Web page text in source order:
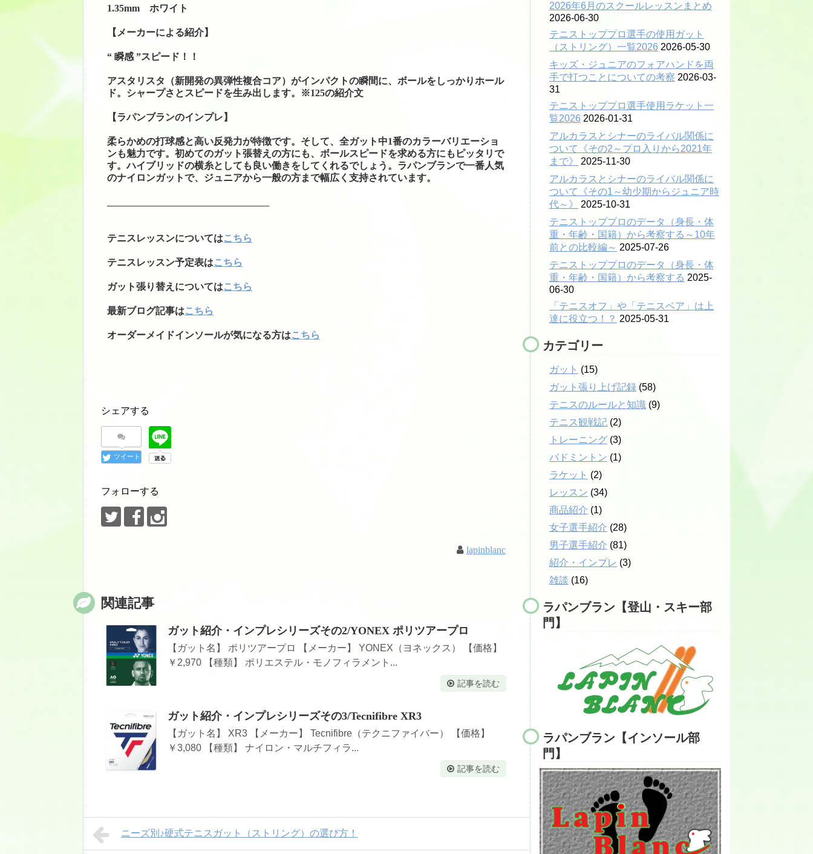
1.35mm ホワイト
【メーカーによる紹介】
“ 瞬感 ”スピード！！
アスタリスタ（新開発の異弾性複合コア）がインパクトの瞬間に、ボールをしっかりホール
ド。シャープさとスピードを生み出します。※125の紹介文
【ラパンブランのインプレ】
柔らかめの打球感と高い反発力が特徴です。そして、全ガット中1番のカラーバリエーショ
ンも魅力です。初めてのガット張替えの方にも、ボールスピードを求める方にもピッタリで
す。ハイブリッドの横糸としても良い働きをしてくれるでしょう。ラパンブランで一番人気
のナイロンガットで、ジュニアから一般の方まで幅広く支持されています。
テニスレッスンについてはこちら
テニスレッスン予定表はこちら
ガット張り替えについてはこちら
最新ブログ記事はこちら
オーダーメイドインソールが気になる方はこちら
シェアする
ツイート
フォローする
lapinblanc
関連記事
ガット紹介・インプレシリーズその2/YONEX ポリツアープロ
【ガット名】 ポリツアープロ 【メーカー】 YONEX（ヨネックス） 【価格】
￥2,970 【種類】 ポリエステル・モノフィラメント...
記事を読む
ガット紹介・インプレシリーズその3/Tecnifibre XR3
【ガット名】 XR3 【メーカー】 Tecnifibre（テクニファイバー） 【価格】
￥3,080 【種類】 ナイロン・マルチフィラ...
記事を読む
ニーズ別♪硬式テニスガット（ストリング）の選び方！
2026年6月のスクールレッスンまとめ
2026-06-30
テニストッププロ選手の使用ガット
（ストリング）一覧2026 2026-05-30
キッズ・ジュニアのフォアハンドを両
手で打つことについての考察 2026-03-
31
テニストッププロ選手使用ラケット一
覧2026 2026-01-31
アルカラスとシナーのライバル関係に
ついて《その2～プロ入りから2021年
まで》
2025-11-30
アルカラスとシナーのライバル関係に
ついて《その1～幼少期からジュニア時
代～》
2025-10-31
テニストッププロのデータ（身長・体
重・年齢・国籍）から考察する～10年
前との比較編～ 2025-07-26
テニストッププロのデータ（身長・体
重・年齢・国籍）から考察する 2025-
06-30
「テニスオフ」や「テニスベア」は上
達に役立つ！？ 2025-05-31
カテゴリー
ガット (15)
ガット張り上げ記録 (58)
テニスのルールと知識 (9)
テニス観戦記 (2)
トレーニング (3)
バドミントン (1)
ラケット (2)
レッスン (34)
商品紹介 (1)
女子選手紹介 (28)
男子選手紹介 (81)
紹介・インプレ (3)
雑談 (16)
ラパンブラン【登山・スキー部
門】
ラパンブラン【インソール部
門】